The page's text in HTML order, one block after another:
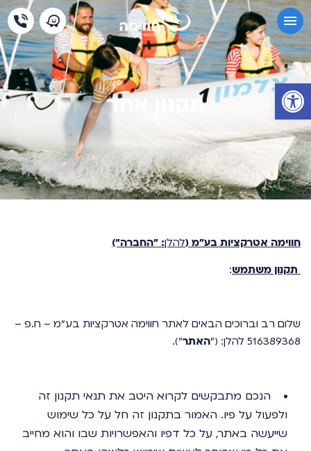
פתח סרגל נגישות
תקנון אתר
חווימה אטרקציות בע"מ (להלן: "החברה")
תקנון משתמש:
שלום רב וברוכים הבאים לאתר חווימה אטרקציות בע"מ – ח.פ –
516389368 להלן: ("
האתר").
הנכם מתבקשים לקרוא היטב את תנאי תקנון זה
ולפעול על פיו. האמור בתקנון זה חל על כל שימוש
שייעשה באתר, על כל דפיו והאפשרויות שבו והוא מחייב